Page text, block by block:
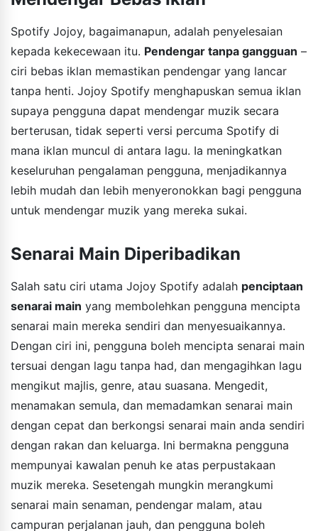
Spotify Jojoy, bagaimanapun, adalah penyelesaian
kepada kekecewaan itu. Pendengar tanpa gangguan –
ciri bebas iklan memastikan pendengar yang lancar
tanpa henti. Jojoy Spotify menghapuskan semua iklan
supaya pengguna dapat mendengar muzik secara
berterusan, tidak seperti versi percuma Spotify di
mana iklan muncul di antara lagu. Ia meningkatkan
keseluruhan pengalaman pengguna, menjadikannya
lebih mudah dan lebih menyeronokkan bagi pengguna
untuk mendengar muzik yang mereka sukai.
Senarai Main Diperibadikan
Salah satu ciri utama Jojoy Spotify adalah penciptaan
senarai main yang membolehkan pengguna mencipta
senarai main mereka sendiri dan menyesuaikannya.
Dengan ciri ini, pengguna boleh mencipta senarai main
tersuai dengan lagu tanpa had, dan mengagihkan lagu
mengikut majlis, genre, atau suasana. Mengedit,
menamakan semula, dan memadamkan senarai main
dengan cepat dan berkongsi senarai main anda sendiri
dengan rakan dan keluarga. Ini bermakna pengguna
mempunyai kawalan penuh ke atas perpustakaan
muzik mereka. Sesetengah mungkin merangkumi
senarai main senaman, pendengar malam, atau
campuran perjalanan jauh, dan pengguna boleh